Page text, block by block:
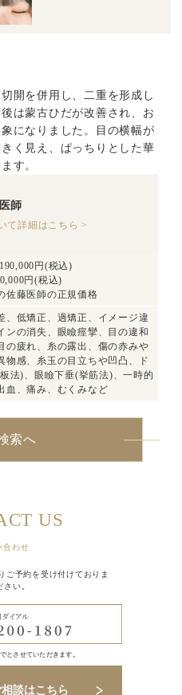
開を併用し、二重を形成し
は蒙古ひだが改善され、お
になりました。目の横幅が
く見え、ぱっちりとした華
す。
師
て詳細はこちら >
円(税込)
円(税込)
佐藤医師の正規価格
、低矯正、過矯正、イメージ違
ンの消失、眼瞼痙攣、目の違和
の疲れ、糸の露出、傷の赤みや
物感、糸玉の目立ちや凹凸、ド
法)、眼瞼下垂(挙筋法)、一時的
血、痛み、むくみなど
索へ
US
合わせ
ご予約を受け付けておりま
い。
とさせていただきます。